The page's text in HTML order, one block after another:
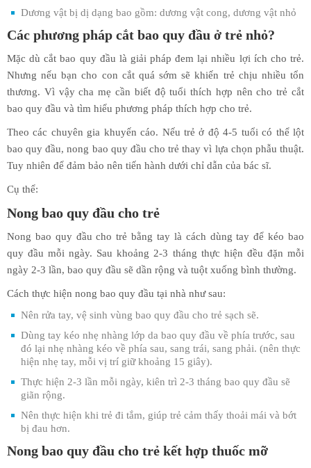
Dương vật bị dị dạng bao gồm: dương vật cong, dương vật nhỏ
Các phương pháp cắt bao quy đầu ở trẻ nhỏ?
Mặc dù cắt bao quy đầu là giải pháp đem lại nhiều lợi ích cho trẻ.
Nhưng nếu bạn cho con cắt quá sớm sẽ khiến trẻ chịu nhiều tổn
thương. Vì vậy cha mẹ cần biết độ tuổi thích hợp nên cho trẻ cắt
bao quy đầu và tìm hiểu phương pháp thích hợp cho trẻ.
Theo các chuyên gia khuyến cáo. Nếu trẻ ở độ 4-5 tuổi có thể lột
bao quy đầu, nong bao quy đầu cho trẻ thay vì lựa chọn phẫu thuật.
Tuy nhiên để đảm bảo nên tiến hành dưới chỉ dẫn của bác sĩ.
Cụ thể:
Nong bao quy đầu cho trẻ
Nong bao quy đầu cho trẻ bằng tay là cách dùng tay để kéo bao
quy đầu mỗi ngày. Sau khoảng 2-3 tháng thực hiện đều đặn mỗi
ngày 2-3 lần, bao quy đầu sẽ dần rộng và tuột xuống bình thường.
Cách thực hiện nong bao quy đầu tại nhà như sau:
Nên rửa tay, vệ sinh vùng bao quy đầu cho trẻ sạch sẽ.
Dùng tay kéo nhẹ nhàng lớp da bao quy đầu về phía trước, sau
đó lại nhẹ nhàng kéo về phía sau, sang trái, sang phải. (nên thực
hiện nhẹ tay, mỗi vị trí giữ khoảng 15 giây).
Thực hiện 2-3 lần mỗi ngày, kiên trì 2-3 tháng bao quy đầu sẽ
giãn rộng.
Nên thực hiện khi trẻ đi tắm, giúp trẻ cảm thấy thoải mái và bớt
bị đau hơn.
Nong bao quy đầu cho trẻ kết hợp thuốc mỡ